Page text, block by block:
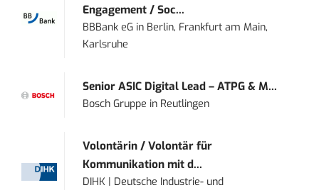
Engagement / Soc...
BBBank eG in Berlin, Frankfurt am Main,
Karlsruhe
Senior ASIC Digital Lead – ATPG & M...
Bosch Gruppe in Reutlingen
Volontärin / Volontär für
Kommunikation mit d...
DIHK | Deutsche Industrie- und